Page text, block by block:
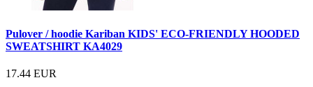
Pulover / hoodie Kariban KIDS' ECO-FRIENDLY HOODED
SWEATSHIRT KA4029
17.44 EUR